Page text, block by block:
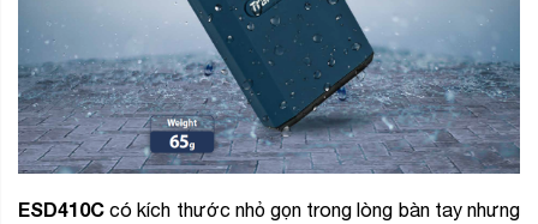
ESD410C có kích thước nhỏ gọn trong lòng bàn tay nhưng